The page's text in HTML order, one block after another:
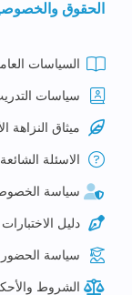
الحقوق
السياسات
سياسات
ميثاق النزاهة
الاسئلة الشائعة
سياسة
دليل الاختبارات
سياسة الحضور
الشروط